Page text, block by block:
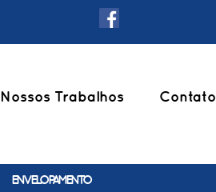
Nossos Trabalhos Contato
ENVELOPAMENTO